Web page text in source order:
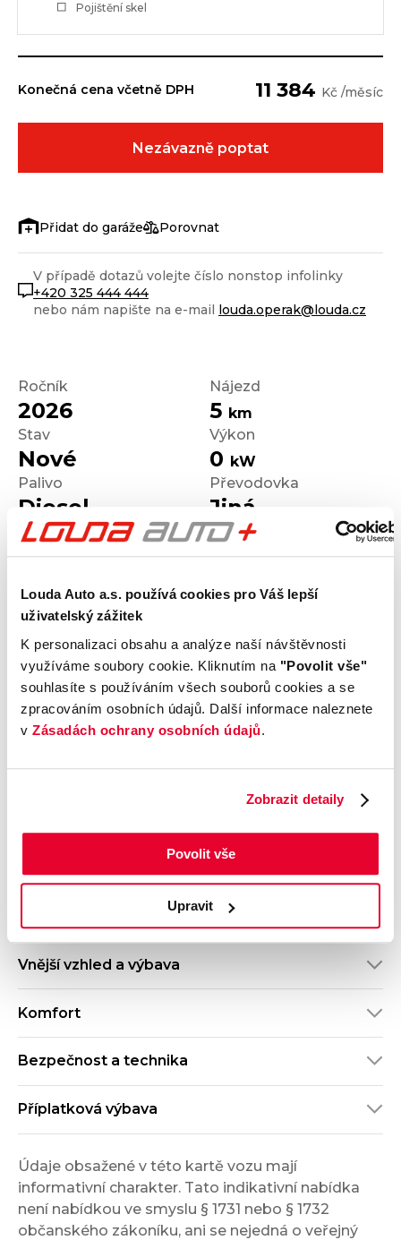
Louda Auto a.s. používá cookies pro Váš lepší
uživatelský zážitek
K personalizaci obsahu a analýze naší návštěvnosti
využíváme soubory cookie. Kliknutím na "Povolit vše"
souhlasíte s používáním všech souborů cookies a se
zpracováním osobních údajů. Další informace naleznete
v Zásadách ochrany osobních údajů.
Zobrazit detaily
Povolit vše
Upravit
Ročník
2026
Nájezd
5 km
Stav
Nové
Výkon
0 kW
Palivo
Diesel
Převodovka
Jiná
Výrobce
Škoda
Model
Výbava
Karoserie
Jiná
Motor
2.0 TDI
Kombinovaná
spotřeba
Počet dveří
Barva
S odpočtem DPH
Vnější vzhled a výbava
Komfort
Bezpečnost a technika
Příplatková výbava
Údaje obsažené v této kartě vozu mají
informativní charakter. Tato indikativní nabídka
není nabídkou ve smyslu § 1731 nebo § 1732
občanského zákoníku, ani se nejedná o veřejný
Pojištění skel
Konečná cena včetně DPH 11 384 Kč /měsíc
Nezávazně poptat
Porovnat
V případě dotazů volejte číslo nonstop infolinky
+420 325 444 444
nebo nám napište na e-mail
louda.operak@louda.cz